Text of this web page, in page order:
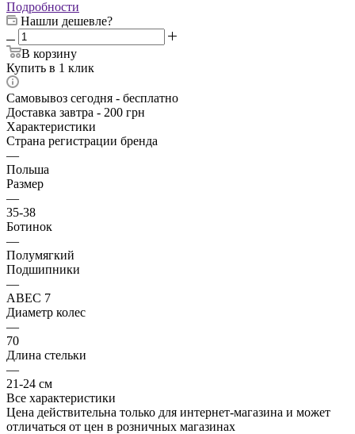
Подробности
Нашли дешевле?
В корзину
Купить в 1 клик
Самовывоз сегодня - бесплатно
Доставка завтра - 200 грн
Характеристики
Страна регистрации бренда
—
Польша
Размер
—
35-38
Ботинок
—
Полумягкий
Подшипники
—
ABEC 7
Диаметр колес
—
70
Длина стельки
—
21-24 см
Все характеристики
Цена действительна только для интернет-магазина и может
отличаться от цен в розничных магазинах